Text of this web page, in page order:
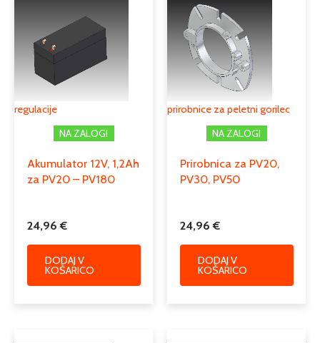
regulacije
NA ZALOGI
Akumulator 12V, 1,2Ah
za PV20 – PV180
24,96€
DODAJ V
KOŠARICO
prirobnice za peletni gorilec
NA ZALOGI
Prirobnica za PV20,
PV30, PV50
24,96€
DODAJ V
KOŠARICO